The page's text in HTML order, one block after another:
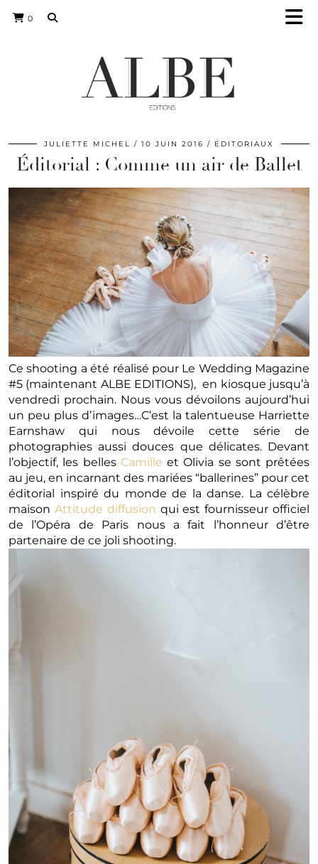
0
JULIETTE MICHEL 10 JUIN 2016 ÉDITORIAUX
Éditorial : Comme un air de Ballet
Ce shooting a été réalisé pour Le Wedding Magazine
#5 (maintenant ALBE EDITIONS), en kiosque jusqu’à
vendredi prochain. Nous vous dévoilons aujourd’hui
un peu plus d’images…C’est la talentueuse Harriette
Earnshaw qui nous dévoile cette série de
photographies aussi douces que délicates. Devant
l’objectif, les belles Camille et Olivia se sont prêtées
au jeu, en incarnant des mariées “ballerines” pour cet
éditorial inspiré du monde de la danse. La célèbre
maison Attitude diffusion qui est fournisseur officiel
de l’Opéra de Paris nous a fait l’honneur d’être
partenaire de ce joli shooting.